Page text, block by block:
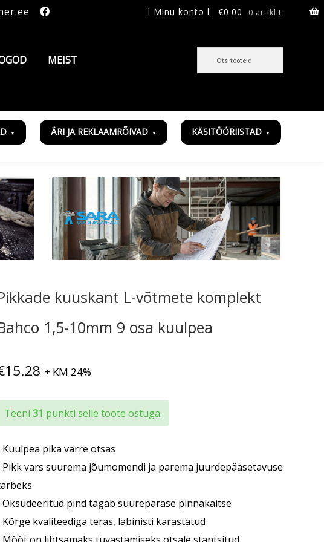
€0.00 0 artiklit
l Minu konto l
MEIST
ÄRI JA REKLAAMRÕIVAD KÄSITÖÖRIISTAD
kuuskant L-võtmete komplekt
1,5-10mm 9 osa kuulpea
15.28 + KM 24%
Teeni31 punkti selle toote ostuga.
Kuulpea pika varre otsas
Pikk vars suurema jõumomendi ja parema juurdepääsetavuse
Oksüdeeritud pind tagab suurepärase pinnakaitse
Kõrge kvaliteediga teras, läbinisti karastatud